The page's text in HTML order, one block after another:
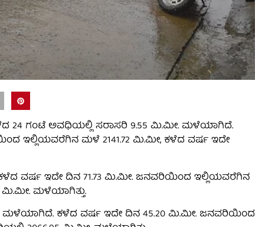
ಕಳೆದ 24 ಗಂಟೆ ಅವಧಿಯಲ್ಲಿ ಸರಾಸರಿ 9.55 ಮಿ.ಮೀ. ಮಳೆಯಾಗಿದೆ.
ಇಲ್ಲಿಯವರೆಗಿನ ಮಳೆ 2141.72 ಮಿ.ಮೀ, ಕಳೆದ ವರ್ಷ ಇದೇ
ವರ್ಷ ಇದೇ ದಿನ 71.73 ಮಿ.ಮೀ. ಜನವರಿಯಿಂದ ಇಲ್ಲಿಯವರೆಗಿನ
ಮಿ.ಮೀ. ಮಳೆಯಾಗಿತ್ತು.
ಮಳೆಯಾಗಿದೆ. ಕಳೆದ ವರ್ಷ ಇದೇ ದಿನ 45.20 ಮಿ.ಮೀ. ಜನವರಿಯಿಂದ